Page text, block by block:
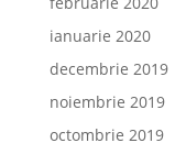
ianuarie 2020
decembrie 2019
noiembrie 2019
octombrie 2019